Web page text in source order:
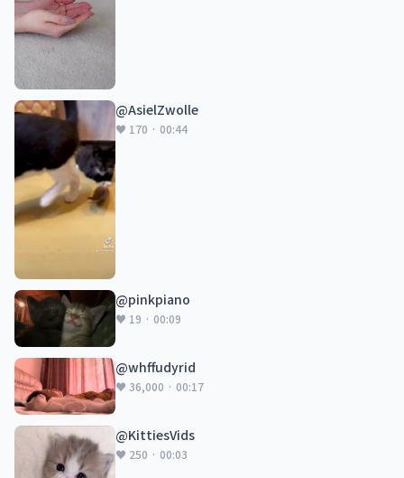
@AsielZwolle
♥ 170 · 00:44
@pinkpiano
♥ 19 · 00:09
@whffudyrid
♥ 36,000 · 00:17
@KittiesVids
♥ 250 · 00:03